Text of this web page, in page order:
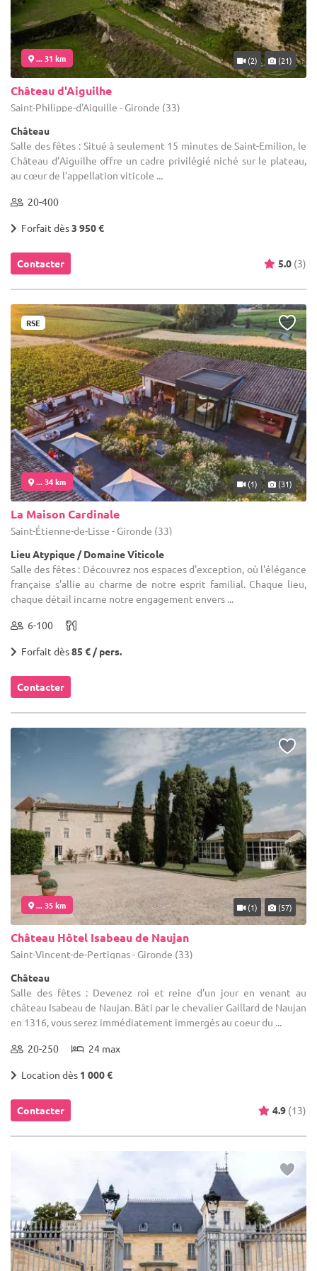
... 31 km (2) (21)
Château d'Aiguilhe
Saint-Philippe-d'Aiguille - Gironde (33)
Château
Salle des fêtes : Situé à seulement 15 minutes de Saint-Emilion, le
Château d’Aiguilhe offre un cadre privilégié niché sur le plateau,
au cœur de l’appellation viticole ...
20-400
Forfait dès3 950 €
Contacter 5.0 (3)
RSE
... 34 km (1) (31)
La Maison Cardinale
Saint-Étienne-de-Lisse - Gironde (33)
Lieu Atypique / Domaine Viticole
Salle des fêtes : Découvrez nos espaces d'exception, où l'élégance
française s'allie au charme de notre esprit familial. Chaque lieu,
chaque détail incarne notre engagement envers ...
6-100
Forfait dès85 € / pers.
Contacter
... 35 km (1) (57)
Château Hôtel Isabeau de Naujan
Saint-Vincent-de-Pertignas - Gironde (33)
Château
Salle des fêtes : Devenez roi et reine d'un jour en venant au
château Isabeau de Naujan. Bâti par le chevalier Gaillard de Naujan
en 1316, vous serez immédiatement immergés au coeur du ...
20-250 24 max
Location dès 1 000 €
Contacter 4.9 (13)